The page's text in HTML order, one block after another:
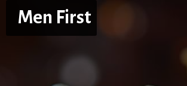
Men First